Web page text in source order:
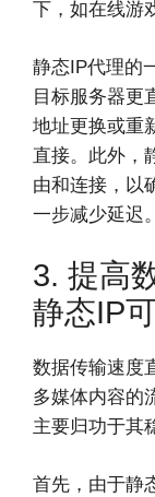
下，如在线游
静态IP代理的
目标服务器更
地址更换或重
直接。此外，
由和连接，以
一步减少延迟。
3. 提高
静态IP
数据传输速度
多媒体内容的
主要归功于其
首先，由于静